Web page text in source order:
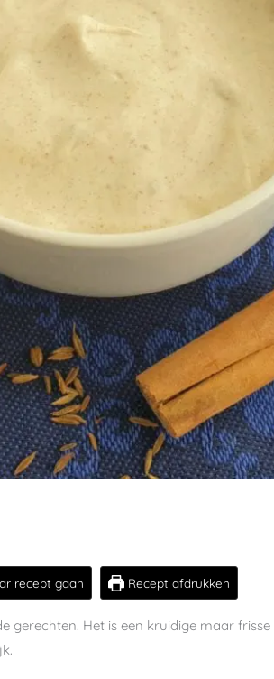
recept gaan Recept afdrukken
gerechten. Het is een kruidige maar